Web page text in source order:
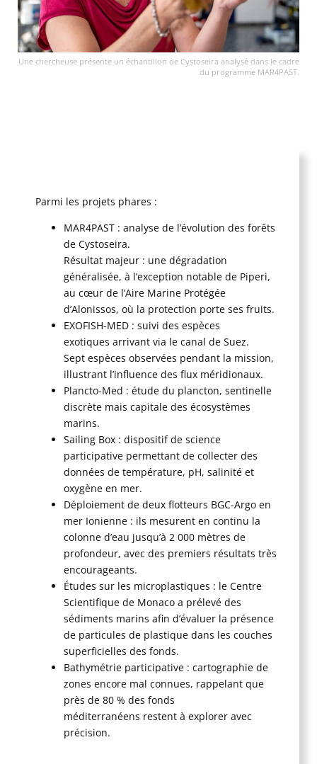
Une chercheuse présente un échantillon de Cystoseira analysé dans le cadre
du programme MAR4PAST.
Parmi les projets phares :
MAR4PAST : analyse de l’évolution des forêts
de Cystoseira.
Résultat majeur : une dégradation
généralisée, à l’exception notable de Piperi,
au cœur de l’Aire Marine Protégée
d’Alonissos, où la protection porte ses fruits.
EXOFISH-MED : suivi des espèces
exotiques arrivant via le canal de Suez.
Sept espèces observées pendant la mission,
illustrant l’influence des flux méridionaux.
Plancto-Med : étude du plancton, sentinelle
discrète mais capitale des écosystèmes
marins.
Sailing Box : dispositif de science
participative permettant de collecter des
données de température, pH, salinité et
oxygène en mer.
Déploiement de deux flotteurs BGC-Argo en
mer Ionienne : ils mesurent en continu la
colonne d’eau jusqu’à 2 000 mètres de
profondeur, avec des premiers résultats très
encourageants.
Études sur les microplastiques : le Centre
Scientifique de Monaco a prélevé des
sédiments marins afin d’évaluer la présence
de particules de plastique dans les couches
superficielles des fonds.
Bathymétrie participative : cartographie de
zones encore mal connues, rappelant que
près de 80 % des fonds
méditerranéens restent à explorer avec
précision.